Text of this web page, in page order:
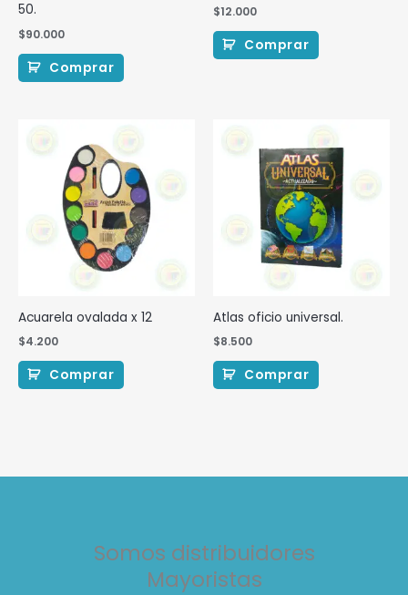
50.
$90.000
Comprar
$12.000
Comprar
Acuarela ovalada x 12
$4.200
Comprar
Atlas oficio universal.
$8.500
Comprar
Somos distribuidores
Mayoristas